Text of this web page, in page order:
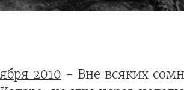
2010 - Вне всяких